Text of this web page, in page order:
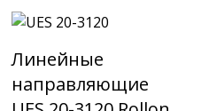
Линейные
направляющие